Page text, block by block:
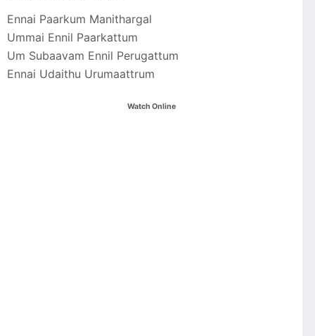
Ennai Paarkum Manithargal
Ummai Ennil Paarkattum
Um Subaavam Ennil Perugattum
Ennai Udaithu Urumaattrum
Watch Online